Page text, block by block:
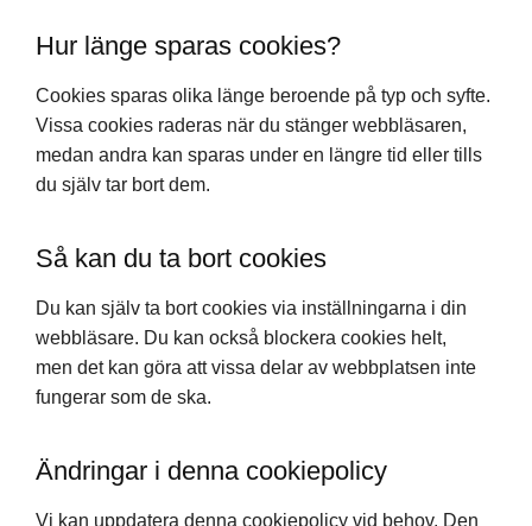
Hur länge sparas cookies?
Cookies sparas olika länge beroende på typ och syfte.
Vissa cookies raderas när du stänger webbläsaren,
medan andra kan sparas under en längre tid eller tills
du själv tar bort dem.
Så kan du ta bort cookies
Du kan själv ta bort cookies via inställningarna i din
webbläsare. Du kan också blockera cookies helt,
men det kan göra att vissa delar av webbplatsen inte
fungerar som de ska.
Ändringar i denna cookiepolicy
Vi kan uppdatera denna cookiepolicy vid behov. Den